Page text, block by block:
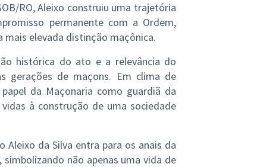
RO, Aleixo construiu uma trajetória
permanente com a Ordem,
mais elevada distinção maçônica.
histórica do ato e a relevância do
gerações de maçons. Em clima de
da Maçonaria como guardiã da
à construção de uma sociedade
da Silva entra para os anais da
não apenas uma vida de